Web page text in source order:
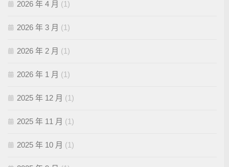
2026 年 4 月 (1)
2026 年 3 月 (1)
2026 年 2 月 (1)
2026 年 1 月 (1)
2025 年 12 月 (1)
2025 年 11 月 (1)
2025 年 10 月 (1)